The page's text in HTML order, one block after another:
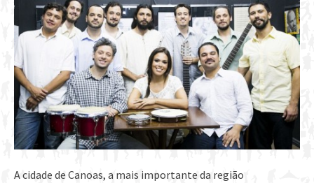
A cidade de Canoas, a mais importante da região